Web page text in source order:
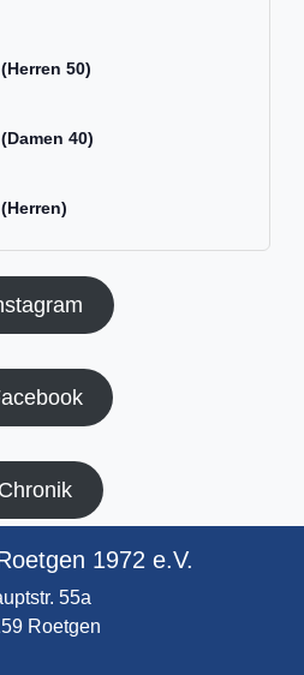
50)
40)
Chronik
1972 e.V.
55a
Roetgen